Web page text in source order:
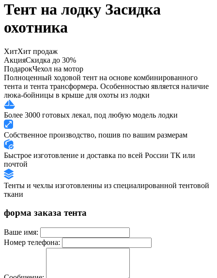
Тент на лодку Засидка
охотника
ХитХит продаж
АкцияСкидка до 30%
ПодарокЧехол на мотор
Полноценный ходовой тент на основе комбинированного
тента и тента трансформера. Особенностью является наличие
люка-бойницы в крыше для охоты из лодки
Более 3000 готовых лекал, под любую модель лодки
Собственное производство, пошив по вашим размерам
Быстрое изготовление и доставка по всей России ТК или
почтой
Тенты и чехлы изготовленны из специалированной тентовой
ткани
форма заказа тента
Ваше имя:
Номер телефона: